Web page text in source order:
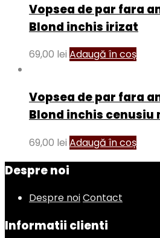
Vopsea de par fara
Blond inchis irizat
69,00 lei Adaugă în coș
Vopsea de par fara
Blond inchis cenusiu
69,00 lei Adaugă în coș
Despre noi
Despre noiContact
Informatii clienti